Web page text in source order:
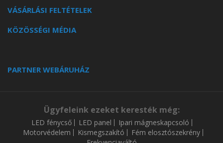
VÁSÁRLÁSI FELTÉTELEK
KÖZÖSSÉGI MÉDIA
PARTNER WEBÁRUHÁZ
Ügyfeleink ezeket keresték még:
LED fénycső LED panel
Ipari mágneskapcsoló
Motorvédelem
Kismegszakító
Fém elosztószekrény